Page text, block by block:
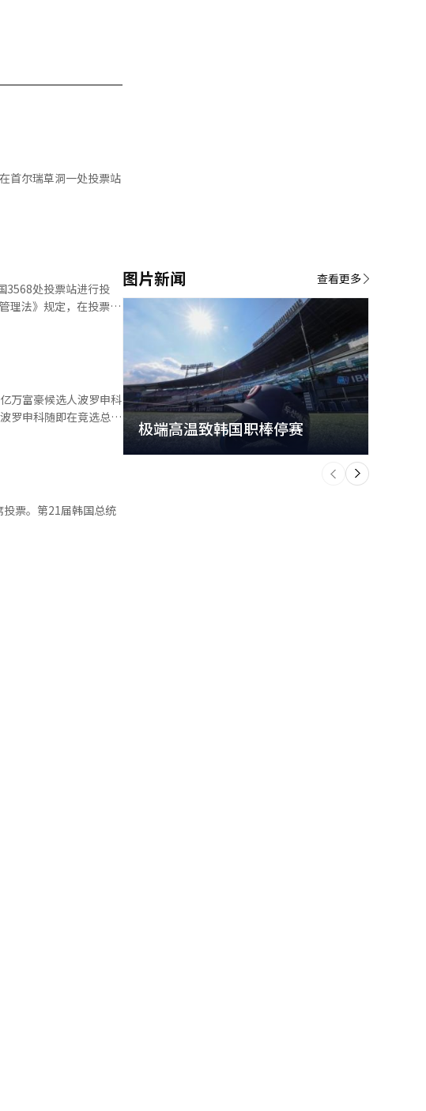
3568处投票站进行投
理法》规定，在投票站
主权的行使最终必须通
的内乱势力进行严厉
力量党方面消息，金
罗南道丽水市进行投
斗和混乱局势，恢复
反政府示威的乌克兰寡
图片新闻
极端高温致韩国职棒停赛
下
一
个
查看更多